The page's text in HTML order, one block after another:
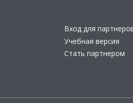
Вход для
Учебная версия
Стать партнером